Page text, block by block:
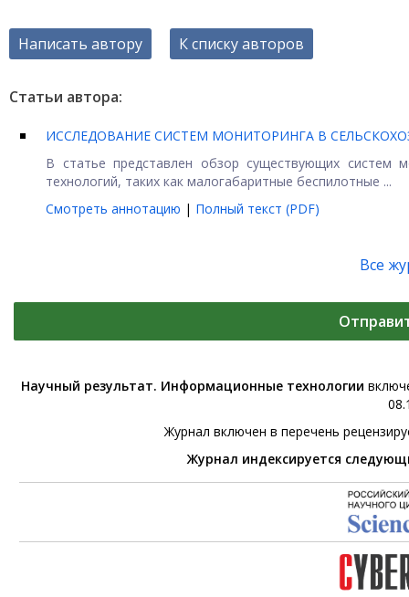
Написать автору К списку авторов
Статьи автора:
ИССЛЕДОВАНИЕ СИСТЕМ МОНИТОРИНГА В
В статье представлен обзор существующих систем
технологий, таких как малогабаритные беспилотные ...
Смотреть аннотацию | Полный текст (PDF)
Все
Научный результат. Информационные технологии
Журнал включен в перечень
Журнал индексируется